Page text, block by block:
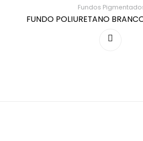
Fundos
FUNDO POLIURETANO